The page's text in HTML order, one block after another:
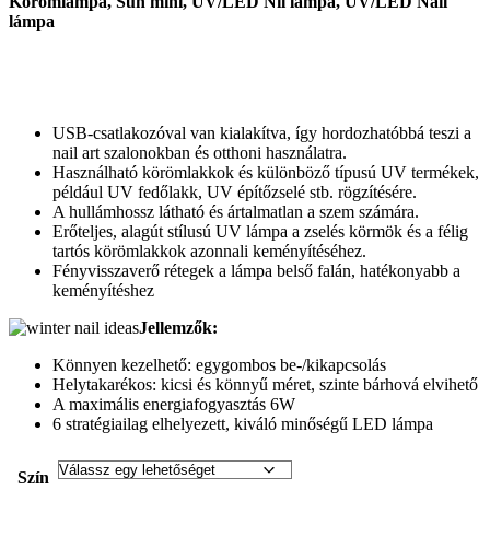
lámpa
USB-csatlakozóval van kialakítva, így hordozhatóbbá teszi a
nail art szalonokban és otthoni használatra.
Használható körömlakkok és különböző típusú UV termékek,
például UV fedőlakk, UV építőzselé stb. rögzítésére.
A hullámhossz látható és ártalmatlan a szem számára.
Erőteljes, alagút stílusú UV lámpa a zselés körmök és a félig
tartós körömlakkok azonnali keményítéséhez.
Fényvisszaverő rétegek a lámpa belső falán, hatékonyabb a
keményítéshez
Jellemzők:
Könnyen kezelhető: egygombos be-/kikapcsolás
Helytakarékos: kicsi és könnyű méret, szinte bárhová elvihető
A maximális energiafogyasztás 6W
6 stratégiailag elhelyezett, kiváló minőségű LED lámpa
Szín